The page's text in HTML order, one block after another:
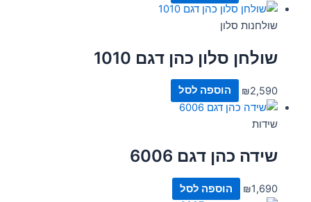
שולחנות סלון
שולחן סלון כהן דגם 1010
₪2,590 הוספה לסל
שידות
שידה כהן דגם 6006
₪1,690 הוספה לסל